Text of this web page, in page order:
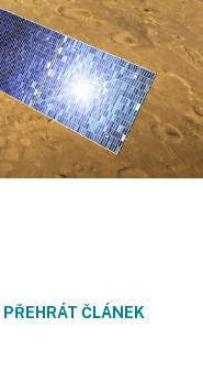
PŘEHRÁT ČLÁNEK